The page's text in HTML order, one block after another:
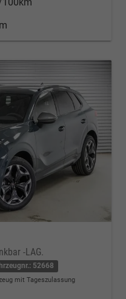
-LAG.
52668
mit Tageszulassung